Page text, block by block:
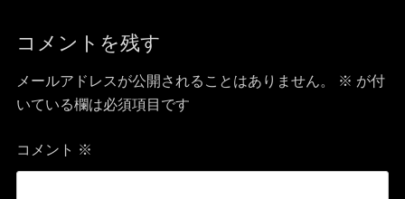
ビ
ゲ
ー
シ
コメントを残す
メールアドレスが公開されることはありません。 ※ が付
いている欄は必須項目です
コメント ※